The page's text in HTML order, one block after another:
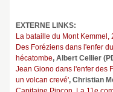
EXTERNE LINKS:
La bataille du Mont Kemmel,
Des Foréziens dans l'enfer
hécatombe, Albert Cellier
Jean Giono dans l'enfer des
un volcan crevé', Christian